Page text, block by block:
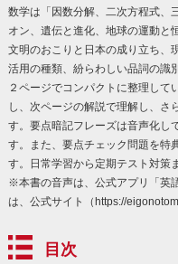
数学は「因数分解、二次方程式、
オン、遺伝と進化、地球の運動と
文明のおこりと日本の成り立ち、
活用の種類、紛らわしい品詞の識
２ページでコンパクトに整理して
し、次ページの解説で理解し、さ
す。要点暗記フレーズは音声化し
す。また、要点チェック問題を特
す。日常学習から定期テスト対策
※本書の音声は、公式アプリ「英
は、公式サイト（https://
目次